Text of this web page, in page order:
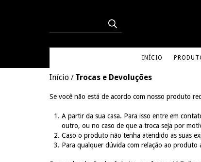
INÍCIO
Início / Trocas e Devoluções
Se você não está de acordo com nosso produto
A partir da sua casa. Para isso entre em
outro, ou no caso de que a troca seja por
Caso o produto não tenha atendido as suas
Para qualquer dúvida com relação ao